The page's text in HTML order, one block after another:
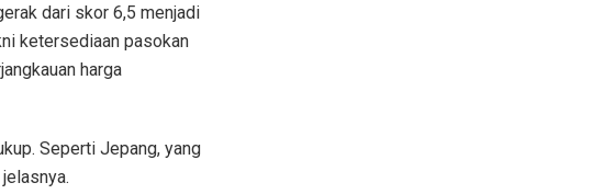
dari skor 6,5 menjadi
ketersediaan pasokan
harga
Seperti Jepang, yang